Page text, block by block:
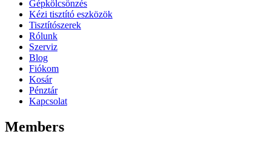
Gépkölcsönzés
Kézi tisztító eszközök
Tisztítószerek
Rólunk
Szerviz
Blog
Fiókom
Kosár
Pénztár
Kapcsolat
Members